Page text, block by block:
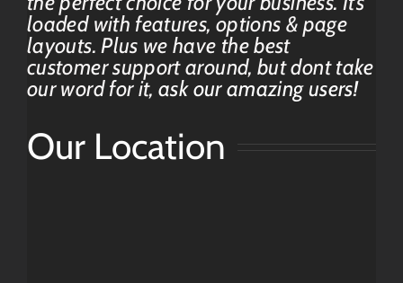
loaded with features, options & page
layouts. Plus we have the best
customer support around, but dont take
our word for it,ask our amazing users!
Our Location